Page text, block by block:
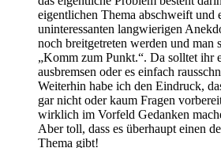
eigentlichen Thema abschweift und
uninteressanten langwierigen
noch breitgetreten werden und man
„Komm zum Punkt.“. Da solltet ihr
ausbremsen oder es einfach
Weiterhin habe ich den Eindruck,
gar nicht oder kaum Fragen
wirklich im Vorfeld Gedanken
Aber toll, dass es überhaupt einen
Thema gibt!